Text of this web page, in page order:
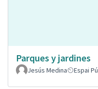
Parques y jardines
Jesús Medina
Espai